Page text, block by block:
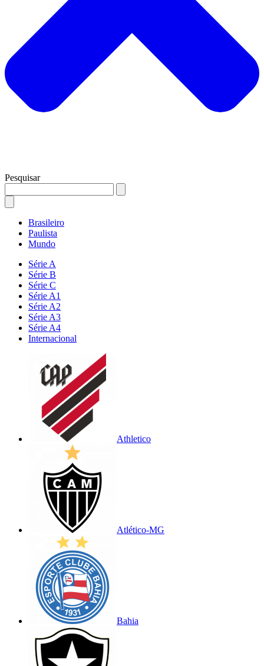
Pesquisar
Brasileiro
Paulista
Mundo
Série A
Série B
Série C
Série A1
Série A2
Série A3
Série A4
Internacional
Athletico
Atlético-MG
Bahia